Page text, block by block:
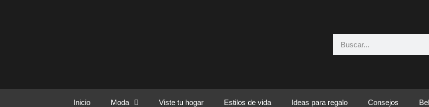
Inicio Moda Viste tu hogar Estilos de vida Ideas para regalo Consejos